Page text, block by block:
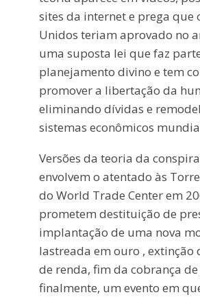
sites da internet e prega que
Unidos teriam aprovado no
uma suposta lei que faz
planejamento divino e tem
promover a libertação da
eliminando dívidas e
sistemas econômicos
Versões da teoria da
envolvem o atentado às
do World Trade Center em
prometem destituição de
implantação de uma nova
lastreada em ouro , extinção
de renda, fim da cobrança
finalmente, um evento em